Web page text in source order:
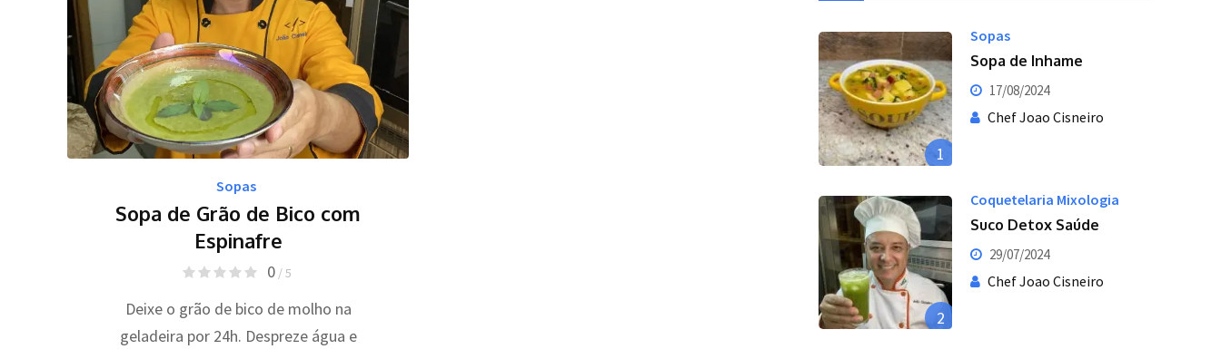
Sopas
Sopa de Grão de Bico com
Espinafre
0/ 5
Deixe o grão de bico de molho na
geladeira por 24h. Despreze água e
1
Sopas
Sopa de Inhame
17/08/2024
Chef Joao Cisneiro
2
Coquetelaria Mixologia
Suco Detox Saúde
29/07/2024
Chef Joao Cisneiro